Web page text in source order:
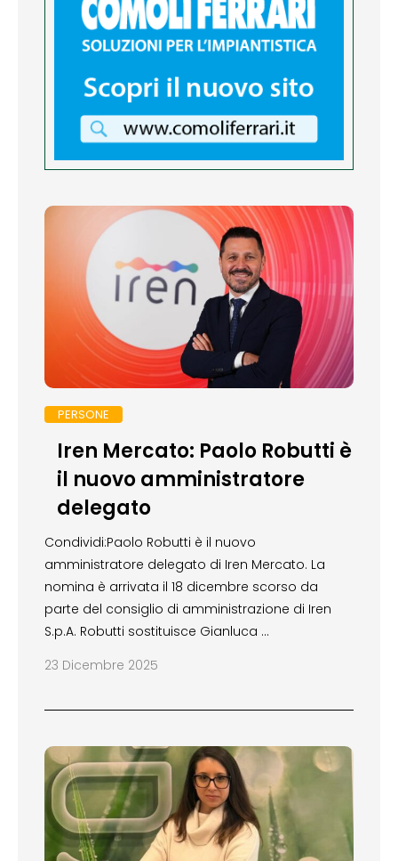
PERSONE
Iren Mercato: Paolo Robutti è
il nuovo amministratore
delegato
Condividi:Paolo Robutti è il nuovo
amministratore delegato di Iren Mercato. La
nomina è arrivata il 18 dicembre scorso da
parte del consiglio di amministrazione di Iren
S.p.A. Robutti sostituisce Gianluca …
23 Dicembre 2025